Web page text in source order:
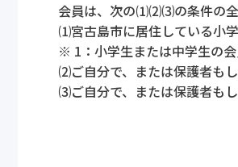
会員は、次の⑴⑵⑶の条件の全
⑴宮古島市に居住している小
※ 1：小学生または中学生の会
⑵ご自分で、または保護者も
⑶ご自分で、または保護者も